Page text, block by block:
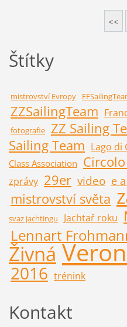
<<
Štítky
mistrovství Evropy
ZZSailingTeam
fotografie ZZ Sailing
Sailing Team Lago di
Class Association
zprávy 29er video e
mistrovství světa
svaz jachtingu
Jachtař roku
Lennart
Živná
2016 trénink
Kontakt